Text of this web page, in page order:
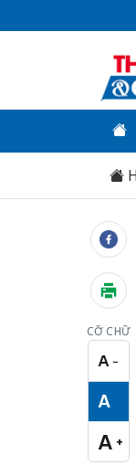
CỠ CHỮ
A −
Cỡ
A
Cỡ
A +
Cỡ